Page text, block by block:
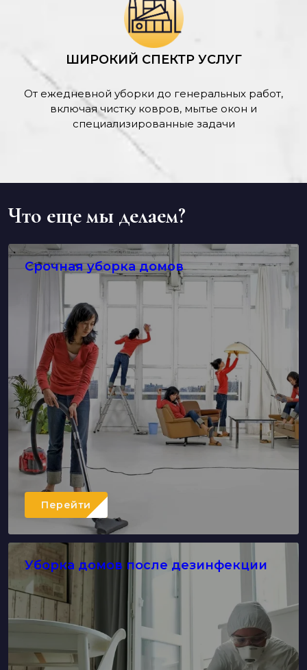
ШИРОКИЙ СПЕКТР УСЛУГ
От ежедневной уборки до генеральных работ,
включая чистку ковров, мытье окон и
специализированные задачи
Что еще мы делаем?
Срочная уборка домов
Перейти
Уборка домов после дезинфекции